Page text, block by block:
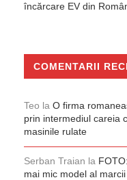
încărcare EV din
COMENTARII
Teo la O firma
prin intermediul careia
masinile rulate
Serban Traian la
mai mic model al marcii